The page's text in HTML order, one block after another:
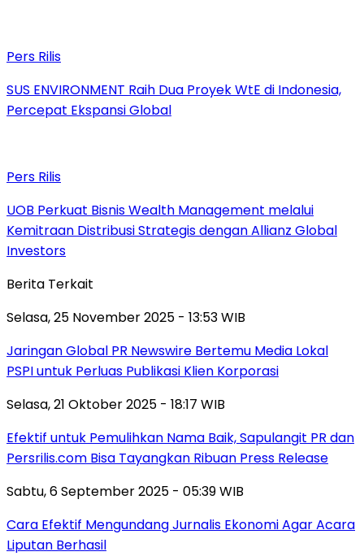
Pers Rilis
SUS ENVIRONMENT Raih Dua Proyek WtE di Indonesia,
Percepat Ekspansi Global
Pers Rilis
UOB Perkuat Bisnis Wealth Management melalui
Kemitraan Distribusi Strategis dengan Allianz Global
Investors
Berita Terkait
Selasa, 25 November 2025 - 13:53 WIB
Jaringan Global PR Newswire Bertemu Media Lokal
PSPI untuk Perluas Publikasi Klien Korporasi
Selasa, 21 Oktober 2025 - 18:17 WIB
Efektif untuk Pemulihkan Nama Baik, Sapulangit PR dan
Persrilis.com Bisa Tayangkan Ribuan Press Release
Sabtu, 6 September 2025 - 05:39 WIB
Cara Efektif Mengundang Jurnalis Ekonomi Agar Acara
Liputan Berhasil